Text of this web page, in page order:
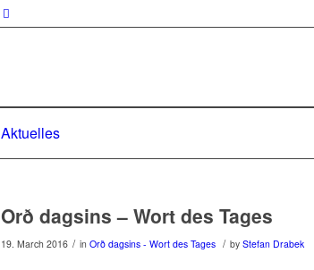
Aktuelles
Orð dagsins – Wort des Tages
19. March 2016 / in Orð dagsins - Wort des Tages / by Stefan Drabek